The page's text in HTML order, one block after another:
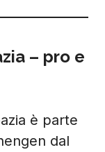
– pro e
è parte
dal